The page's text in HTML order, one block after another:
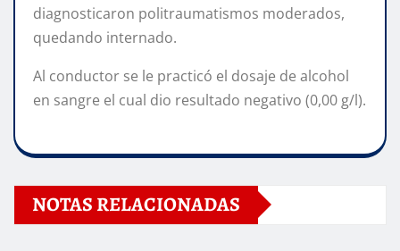
diagnosticaron politraumatismos moderados,
quedando internado.
Al conductor se le practicó el dosaje de alcohol
en sangre el cual dio resultado negativo (0,00 g/l).
NOTAS RELACIONADAS